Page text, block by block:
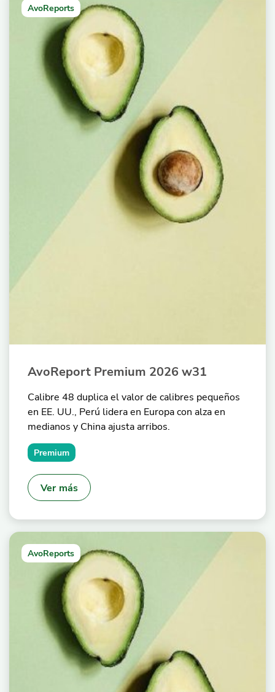
AvoReports
AvoReport Premium 2026 w31
Calibre 48 duplica el valor de calibres pequeños
en EE. UU., Perú lidera en Europa con alza en
medianos y China ajusta arribos.
Premium
Ver más
AvoReports